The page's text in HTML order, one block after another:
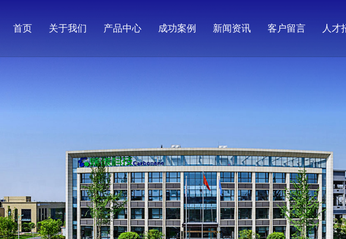
首页 关于我们 产品中心 成功案例 新闻资讯 客户留言 人才